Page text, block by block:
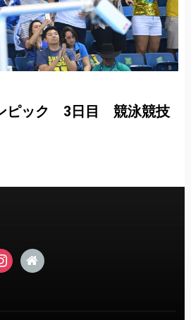
ピック 3日目 競泳競技
home